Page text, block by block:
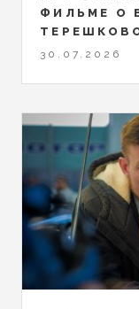
ФИЛЬМЕ О
30.07.2026